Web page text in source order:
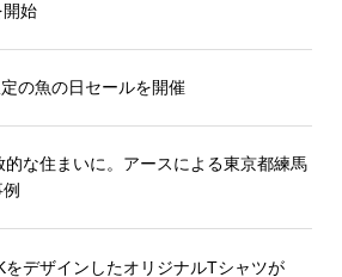
開始
の魚の日セールを開催
な住まいに。アースによる東京都練馬
をデザインしたオリジナルTシャツが